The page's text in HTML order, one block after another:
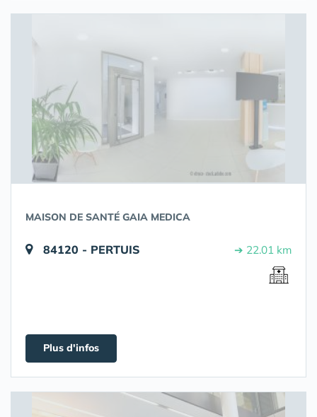
MAISON DE SANTÉ GAIA MEDICA
84120 - PERTUIS ➔ 22.01 km
Plus d'infos